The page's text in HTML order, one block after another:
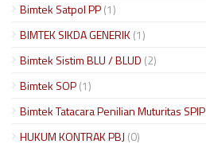
Bimtek Satpol PP(1)
BIMTEK SIKDA GENERIK(1)
Bimtek Sistim BLU / BLUD (2)
Bimtek SOP(1)
Bimtek Tatacara Penilian Muturitas SPIP
HUKUM KONTRAK PBJ (0)